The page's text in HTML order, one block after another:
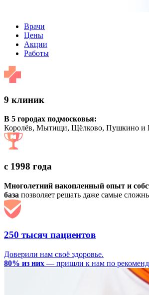
Врачи
Цены
Акции
Работы
9 клиник
В 5 городах подмосковья:
Королёв, Мытищи, Щёлково, Пушкино и
с 1998 года
Многолетний накопленный опыт и
база позволяет решать даже самые
250 тысяч пациентов
Доверили нам своё здоровье.
80% из них — пришли к нам по